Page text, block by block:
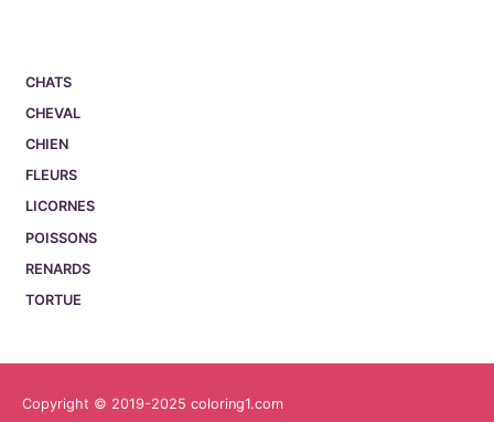
CHATS
CHEVAL
CHIEN
FLEURS
LICORNES
POISSONS
RENARDS
TORTUE
Copyright © 2019-2025 coloring1.com